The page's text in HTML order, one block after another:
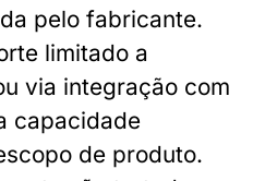
pelo fabricante.
limitado a
via integração com
capacidade
de produto.